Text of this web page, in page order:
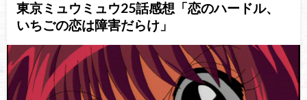
東京ミュウミュウ25話感想「恋のハードル、
いちごの恋は障害だらけ」